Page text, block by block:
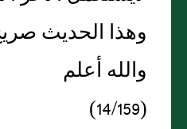
وهذا الحديث
والله أعلم
(14/159)